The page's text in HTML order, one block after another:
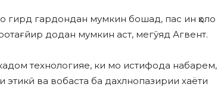
гирд гардондан мумкин бошад, пас ин ҳоло
додан мумкин аст, мегӯяд Агвент.
кадом технологияе, ки мо истифода набарем,
ва вобаста ба дахлнопазирии хаёти